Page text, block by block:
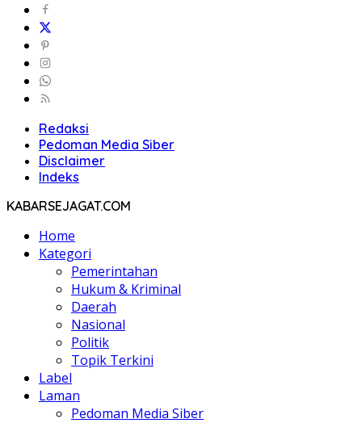
Redaksi
Pedoman Media Siber
Disclaimer
Indeks
KABARSEJAGAT.COM
Home
Kategori
Pemerintahan
Hukum & Kriminal
Daerah
Nasional
Politik
Topik Terkini
Label
Laman
Pedoman Media Siber